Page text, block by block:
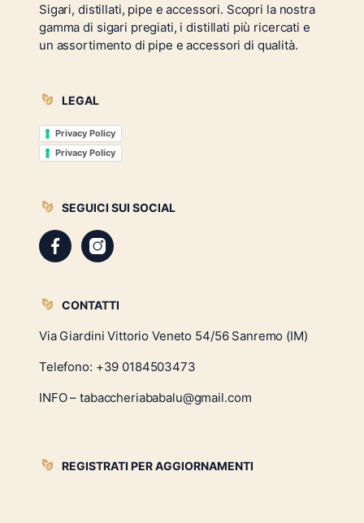
Sigari, distillati, pipe e accessori. Scopri la nostra
gamma di sigari pregiati, i distillati più ricercati e
un assortimento di pipe e accessori di qualità.
LEGAL
Privacy Policy
Privacy Policy
SEGUICI SUI SOCIAL
CONTATTI
Via Giardini Vittorio Veneto 54/56 Sanremo (IM)
Telefono: +39 0184503473
INFO – tabaccheriababalu@gmail.com
REGISTRATI PER AGGIORNAMENTI